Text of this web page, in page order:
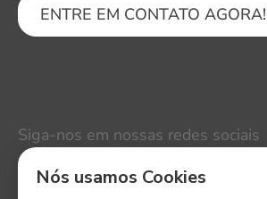
LinkedIn
Instagram
Nós usamos Cookies